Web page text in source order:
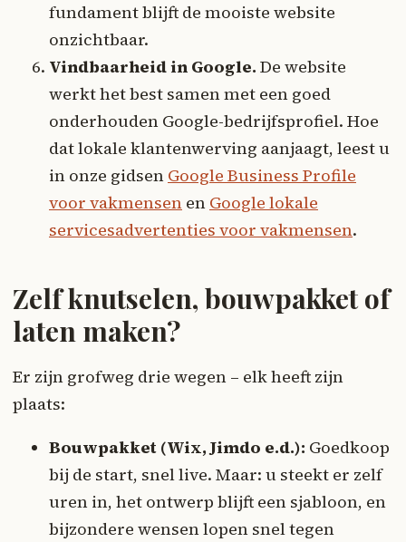
fundament blijft de mooiste website
onzichtbaar.
Vindbaarheid in Google. De website
werkt het best samen met een goed
onderhouden Google-bedrijfsprofiel. Hoe
dat lokale klantenwerving aanjaagt, leest u
in onze gidsen Google Business Profile
voor vakmensen en Google lokale
servicesadvertenties voor vakmensen.
Zelf knutselen, bouwpakket of
laten maken?
Er zijn grofweg drie wegen – elk heeft zijn
plaats:
Bouwpakket (Wix, Jimdo e.d.): Goedkoop
bij de start, snel live. Maar: u steekt er zelf
uren in, het ontwerp blijft een sjabloon, en
bijzondere wensen lopen snel tegen